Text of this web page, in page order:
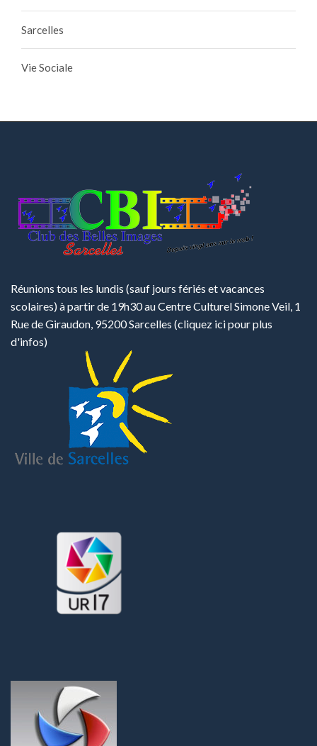
Sarcelles
Vie Sociale
Réunions tous les lundis (sauf jours fériés et vacances
scolaires) à partir de 19h30 au Centre Culturel Simone Veil, 1
Rue de Giraudon, 95200 Sarcelles (cliquez ici pour plus
d'infos)